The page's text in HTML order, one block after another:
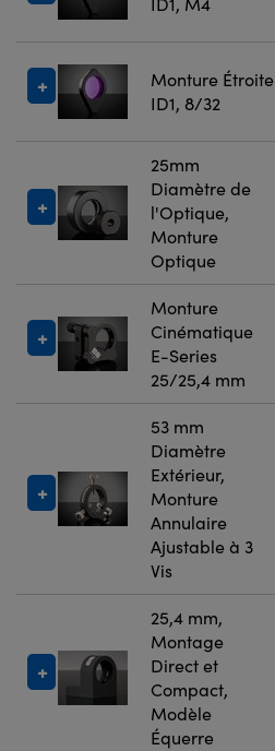
Monture Étroite
ID1, 8/32
25mm
Diamètre de
l'Optique,
Monture
Optique
Monture
Cinématique
E-Series
25/25,4 mm
53 mm
Diamètre
Extérieur,
Monture
Annulaire
Ajustable à 3
Vis
25,4 mm,
Montage
Direct et
Compact,
Modèle
Équerre